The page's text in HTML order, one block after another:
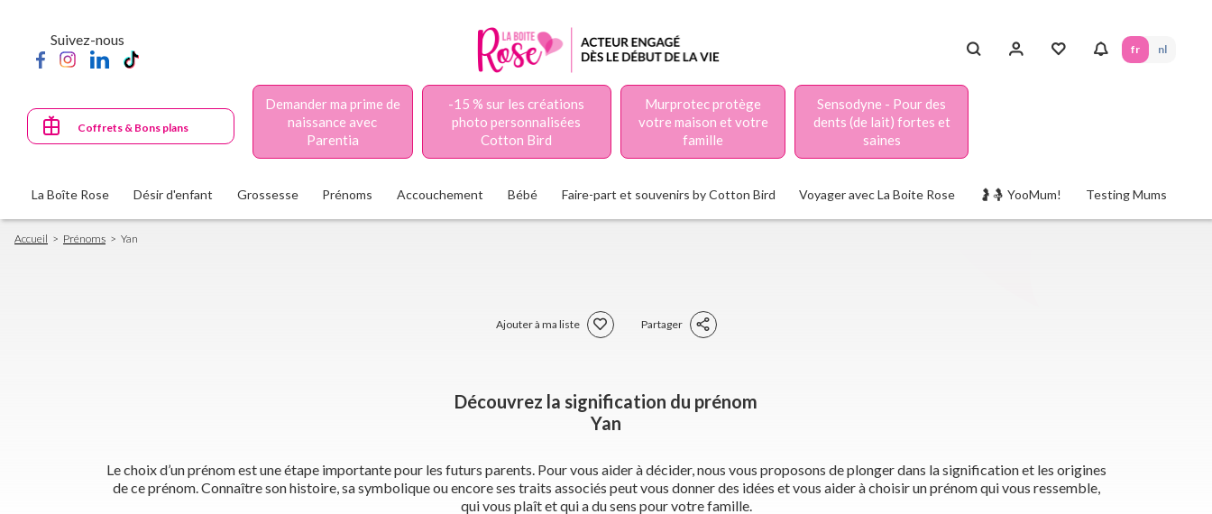
principal
Suivez-nous
fr nl
Coffrets & Bons plans
Demander ma prime de
naissance avec
Parentia
-15 % sur les créations
photo personnalisées
Cotton Bird
Murprotec protège
votre maison et votre
famille
Sensodyne - Pour des
dents (de lait) fortes et
saines
La Boîte Rose Désir d'enfant Grossesse Prénoms Accouchement Bébé Faire-part et souvenirs by Cotton Bird Voyager avec La Boite Rose 🤰🤱 YooMum! Testing Mums
Fil
d'Ariane
Accueil Prénoms Yan
Ajouter à ma liste Partager
Découvrez la signification du prénom
Yan
Le choix d’un prénom est une étape importante pour les futurs parents. Pour vous aider à décider, nous vous proposons de plonger dans la signification et les origines
de ce prénom. Connaître son histoire, sa symbolique ou encore ses traits associés peut vous donner des idées et vous aider à choisir un prénom qui vous ressemble,
qui vous plaît et qui a du sens pour votre famille.